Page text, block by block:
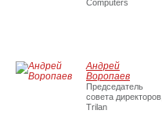
Computers
Андрей
Воропаев
Председатель
совета директоров,
Trilan